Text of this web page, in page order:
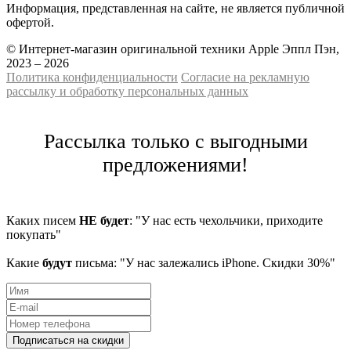
Информация, представленная на сайте, не является публичной
офертой.
© Интернет-магазин оригинальной техники Apple Эппл Пэн,
2023 – 2026
Политика конфиденциальности Cогласие на рекламную
рассылку и обработку персональных данных
Рассылка только с выгодными
предложениями!
Каких писем НЕ будет: "У нас есть чехольчики, приходите
покупать"
Какие будут письма: "У нас залежались iPhone. Скидки 30%"
Подписаться на скидки